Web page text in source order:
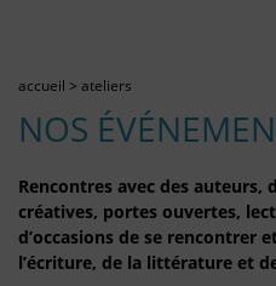
accueil > ateliers
NOS
Rencontres avec des auteurs,
créatives, portes ouvertes,
d’occasions de se rencontrer
l’écriture, de la littérature et